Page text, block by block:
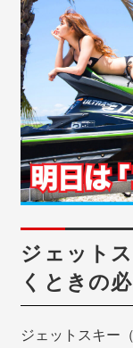
ジェット
くときの必
ジェットスキー